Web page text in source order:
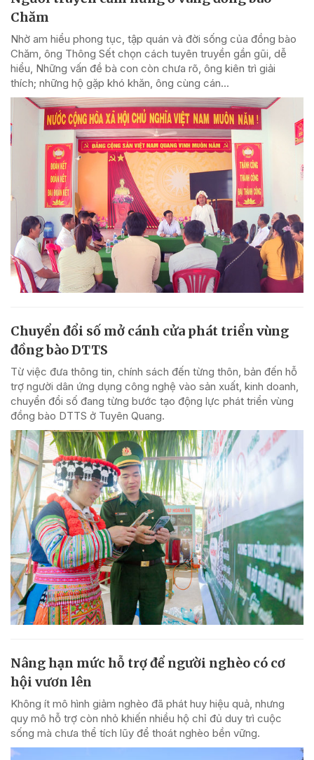
Chăm
Nhờ am hiểu phong tục, tập quán và đời sống của đồng bào
Chăm, ông Thông Sết chọn cách tuyên truyền gần gũi, dễ
hiểu, Những vấn đề bà con còn chưa rõ, ông kiên trì giải
thích; những hộ gặp khó khăn, ông cùng cán...
Chuyển đổi số mở cánh cửa phát triển vùng
đồng bào DTTS
Từ việc đưa thông tin, chính sách đến từng thôn, bản đến hỗ
trợ người dân ứng dụng công nghệ vào sản xuất, kinh doanh,
chuyển đổi số đang từng bước tạo động lực phát triển vùng
đồng bào DTTS ở Tuyên Quang.
Nâng hạn mức hỗ trợ để người nghèo có cơ
hội vươn lên
Không ít mô hình giảm nghèo đã phát huy hiệu quả, nhưng
quy mô hỗ trợ còn nhỏ khiến nhiều hộ chỉ đủ duy trì cuộc
sống mà chưa thể tích lũy để thoát nghèo bền vững.